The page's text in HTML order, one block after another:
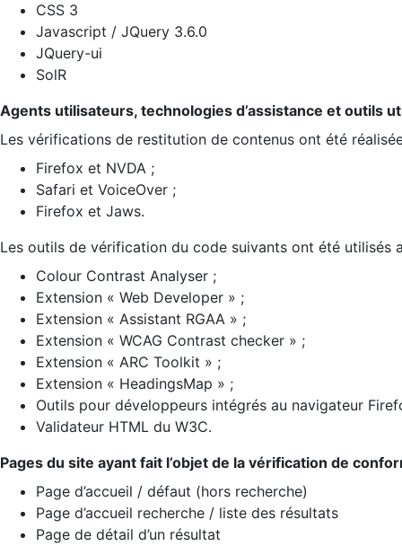
CSS 3
Javascript / JQuery 3.6.0
JQuery-ui
SolR
Agents utilisateurs, technologies d’assistance et outils
Les vérifications de restitution de contenus ont été
Firefox et NVDA ;
Safari et VoiceOver ;
Firefox et Jaws.
Les outils de vérification du code suivants ont été utilisés
Colour Contrast Analyser ;
Extension « Web Developer » ;
Extension « Assistant RGAA » ;
Extension « WCAG Contrast checker » ;
Extension « ARC Toolkit » ;
Extension « HeadingsMap » ;
Outils pour développeurs intégrés au navigateur
Validateur HTML du W3C.
Pages du site ayant fait l’objet de la vérification de
Page d’accueil / défaut (hors recherche)
Page d’accueil recherche / liste des résultats
Page de détail d’un résultat